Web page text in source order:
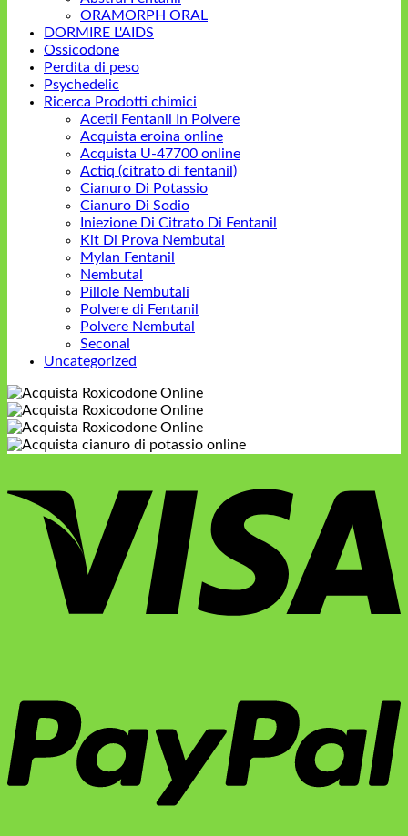
ORAMORPH ORAL
DORMIRE L'AIDS
Ossicodone
Perdita di peso
Psychedelic
Ricerca Prodotti chimici
Acetil Fentanil In Polvere
Acquista eroina online
Acquista U-47700 online
Actiq (citrato di fentanil)
Cianuro Di Potassio
Cianuro Di Sodio
Iniezione Di Citrato Di Fentanil
Kit Di Prova Nembutal
Mylan Fentanil
Nembutal
Pillole Nembutali
Polvere di Fentanil
Polvere Nembutal
Seconal
Uncategorized